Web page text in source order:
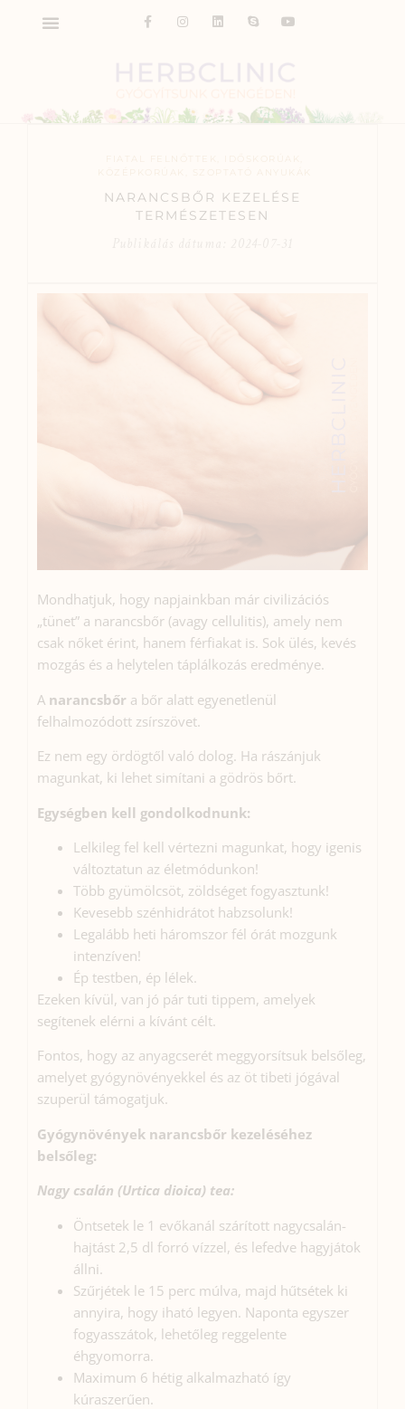
NARANCSBŐR KEZELÉSE
TERMÉSZETESEN
Mondhatjuk, hogy napjainkban már civilizációs
„tünet” a narancsbőr (avagy cellulitis), amely nem
csak nőket érint, hanem férfiakat is. Sok ülés, kevés
mozgás és a helytelen táplálkozás eredménye.
A narancsbőr a bőr alatt egyenetlenül
felhalmozódott zsírszövet.
Ez nem egy ördögtől való dolog. Ha rászánjuk
magunkat, ki lehet simítani a gödrös bőrt.
Egységben kell gondolkodnunk:
Lelkileg fel kell vértezni magunkat, hogy igenis
változtatun az életmódunkon!
Több gyümölcsöt, zöldséget fogyasztunk!
Kevesebb szénhidrátot habzsolunk!
Legalább heti háromszor fél órát mozgunk
intenzíven!
Ép testben, ép lélek.
Ezeken kívül, van jó pár tuti tippem, amelyek
segítenek elérni a kívánt célt.
Fontos, hogy az anyagcserét meggyorsítsuk belsőleg,
amelyet gyógynövényekkel és az öt tibeti jógával
szuperül támogatjuk.
Gyógynövények narancsbőr kezeléséhez
belsőleg:
Nagy csalán (Urtica dioica) tea:
Öntsetek le 1 evőkanál szárított nagycsalán-
hajtást 2,5 dl forró vízzel, és lefedve hagyjátok
állni.
Szűrjétek le 15 perc múlva, majd hűtsétek ki
annyira, hogy iható legyen. Naponta egyszer
fogyasszátok, lehetőleg reggelente
éhgyomorra.
Maximum 6 hétig alkalmazható így
kúraszerűen.